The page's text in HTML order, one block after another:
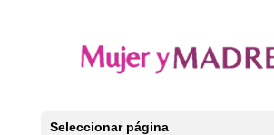
Seleccionar página